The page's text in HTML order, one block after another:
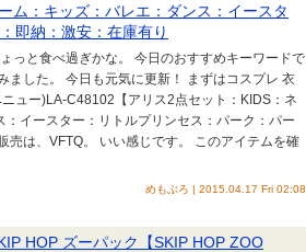
ム：キッズ：バレエ：ダンス：イースタ
即納：激安：在庫有り
っと食べ過ぎかな。 今日のおすすめキーワードで
ました。 今日も元気に更新！ まずはコスプレ 衣
ュー)LA-C48102【アリス2点セット：KIDS：ネ
イースター：リトルプリンセス：パーク：パー
売は、VFTQ。 いい感じです。 このアイテムを確
めもぶろ | 2015.04.17 Fri 02:08
HOP ズーパック【SKIP HOP ZOO